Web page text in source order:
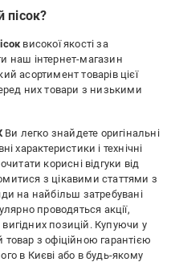
пісок?
високої якості за
наш інтернет-магазин
асортимент товарів цієї
них товари з низькими
Ви легко знайдете оригінальні
характеристики і технічні
корисні відгуки від
з цікавими статтями з
на найбільш затребувані
проводяться акції,
позицій. Купуючи у
з офіційною гарантією
в Києві або в будь-якому